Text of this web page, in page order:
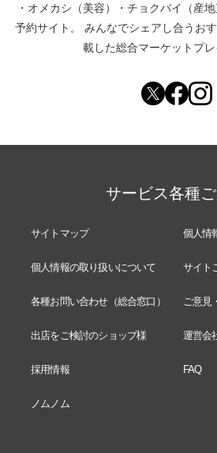
・ オメカシ（美容） ・ チョクバイ（産地
予約サイト。
みんなでシェアし合う お
載した総合マーケットプレ
サービス各種
サイトマップ 個人情
個人情報の取り扱いについて サイト
各種お問い合わせ（総合窓口） ご意見
出店をご検討のショップ様 運営会
採用情報 FAQ
ノムノム